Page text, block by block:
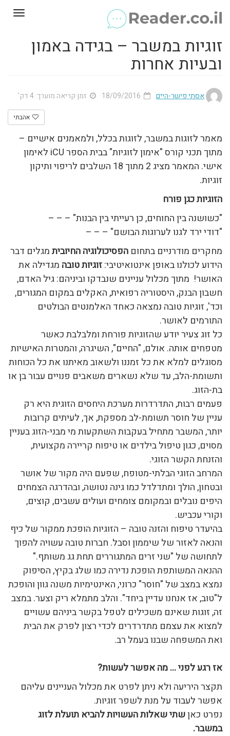
זוגיות במשבר – בגידה באמון
ובעיות אחרות
אסתי פישר-היים זמן קריאה מוערך: 4 דק'
אהבתי
מאמר לזוגות במשבר, לזוגות בכלל, ולמאמנים אישיים –
מתוך תכני קורס "אימון לזוגיות" בבית הספר iCU לאימון
אישי. המאמר מציג 2 מתוך 18 השלבים לריפוי ותיקון
זוגיות.
הזוגיות כגן פורח
"כשושנה בין החוחים, כן רעייתי בין הבנות" – – –
"דודי ירד לגנו לערוגות הבושם" – – –
מחקרים מודרניים בתחום הפסיכולוגיה החיוביתמגלים דבר
הידוע לכולנו באופן אינטואיטיבי:זוגיות טובה מגדילה את
האושר! מתוך מכלול עניינים שנבדקו וביניהם: גיל האדם,
חשבון הבנק, היסטוריה רפואית, האקלים במקום המגורים,
וכד', זוגיות טובה נמצאה כאחד האלמנטים הבולטים
התורמים לאושר.
כל זוג צעיר יודע שהזוגיות פורחת ומלבלבת כאשר
מטפחים אותה. אולם, "החיים", השיגרה, והמטרות האישיות
מסוגלים למלא את כל זמננו ולשאוב מאיתנו את כל הכוחות
ותשומת-הלב, עד שלא נשארים משאבים פנויים עבור בן או
בת-הזוג.
פעמים רבות, התדרדרות מערכת היחסים הזוגית היא רק
עניין של חוסר תשומת-לב מספקת, אך, לעיתים קרובות
יותר, המשבר מתחיל בעקבות השתקעות מי מבני-הזוג בעניין
מסוים, כגון טיפול בילדים או טיפוח קריירה מקצועית,
והזנחת הקשר הזוגי.
המרחב הזוגי הבלתי-מטופח, שפעם היה מקור של אושר
ובטחון, הולך ומתדלדל כמו גינה נטושה, ובהדרגה הצמחים
היפים נובלים ובמקומם צומחים ועולים עשבים, קוצים,
וקורי עכביש.
בהיעדר טיפוח והזנה טובה – הזוגיות הופכת ממקור של כיף
והנאה לאזור של שיממון וסבל. חברות טובה עשויה להפוך
לתחושה של "שני זרים המתגוררים תחת גג משותף."
ההנאה המשותפת הופכת נדירה כמו שלג בקיץ, הסיפוק
נמצא במצב של "חוסר" כרוני, האינטימיות משנה גוון והופכת
ל"טוב, אז אנחנו עדיין ביחד". והלב מתמלא ריק וצער. במצב
זה, זוגות שאינם משכילים לטפל בקשר ביניהם עשויים
למצוא את עצמם מתדרדרים לכדי רצון לפרק את הבית
ואת המשפחה שבנו בעמל רב.
אז רגע לפני … מה אפשר לעשות?
תקצר היריעה ולא ניתן לפרט את מכלול העניינים עליהם
אפשר לעבוד על מנת לשפר זוגיות.
נפרט כאןשתי שאלות העשויות להביא תועלת לזוג
במשבר.